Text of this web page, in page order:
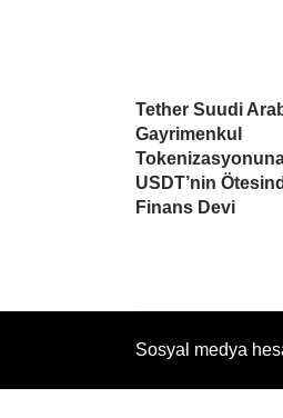
Tether Suudi
Gayrimenkul
USDT’nin
Finans Devi
Sosyal medya